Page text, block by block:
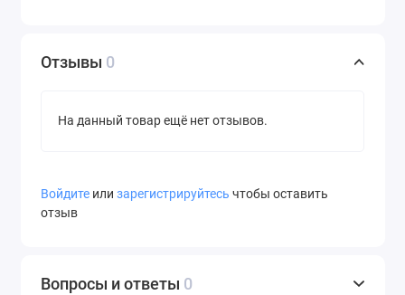
Отзывы 0
На данный товар ещё нет отзывов.
Войдите или зарегистрируйтесь чтобы оставить
отзыв
Вопросы и ответы 0